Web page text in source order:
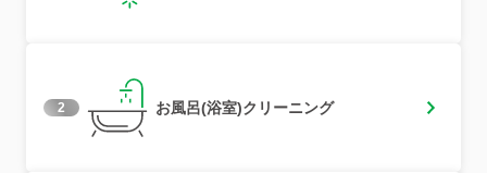
2 お風呂(浴室)クリーニング